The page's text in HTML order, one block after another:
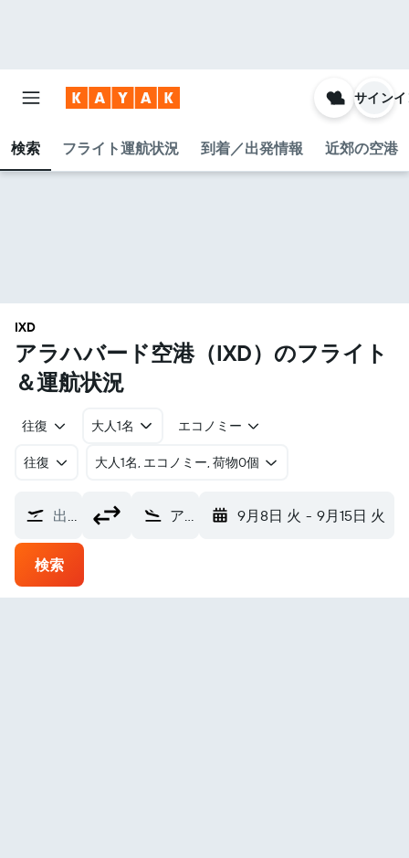
検索 フライト運航状況 到着／出発情報 近郊の空港
サイン
IXD
アラハバード空港​（IXD​）のフライト
＆運航状況
往復 大人1名 エコノミー
往復 ​大人1名, エコノミー, 荷物0個
出発地 アラハバード空港 (IXD) 9月8日 火 - 9月15日 火
検索